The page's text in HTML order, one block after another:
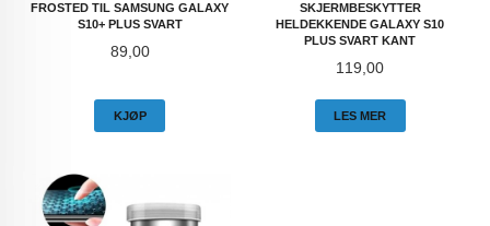
FROSTED TIL SAMSUNG GALAXY
S10+ PLUS SVART
Pris
89,00
KJØP
SKJERMBESKYTTER
HELDEKKENDE GALAXY S10
PLUS SVART KANT
Pris
119,00
LES MER